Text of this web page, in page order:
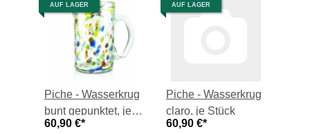
AUF LAGER
Piche - Wasserkrug
bunt gepunktet, je
Stück
60,90 €*
AUF LAGER
Piche - Wasserkrug
claro, je Stück
60,90 €*